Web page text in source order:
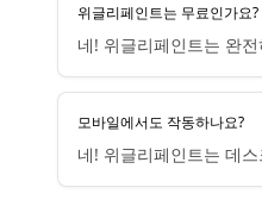
위글리페인트는 무료인가요?
네! 위글리페인트는 완
모바일에서도 작동하나요?
네! 위글리페인트는 데